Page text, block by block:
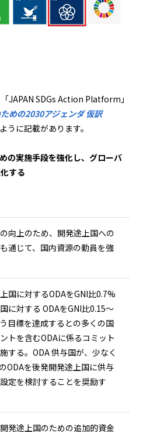
JAPAN SDGs Action Platform」
めの2030アジェンダ 仮訳
うに記載があります。
の実施手段を強化し、グローバ
する
向上のため、開発途上国への
通じて、国内資源の動員を強
国に対するODAをGNI比0.7%
に対する ODAをGNI比0.15～
目標を達成するとの多くの国
トを含むODAに係るコミット
する。ODA 供与国が、少なく
ODAを後発開発途上国に供与
定を検討することを奨励す
発途上国のための追加的資金